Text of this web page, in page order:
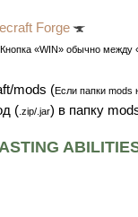
Forge
Кнопка «WIN» обычно между
mods (Если папки mods
( .zip/.jar) в папку